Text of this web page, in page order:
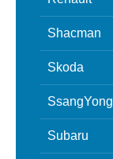
Shacman
Skoda
SsangYong
Subaru